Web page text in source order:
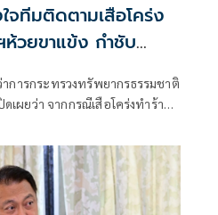
จทีมติดตามเสือโคร่ง
ห้วยขาแข้ง กำชับ
ดภัยขั้นสูงสุด หลัง
วามคืบหน้ากรณีเจ้า
การกระทรวงทรัพยากรธรรมชาติ
เผยว่า จากกรณีเสือโคร่งทำร้าย
าวอย่างใกล้ชิด พร้อมแสดงความ
นในพื้นที่ และได้กำชับให้หน่วย
ลอดภัยขั้นสูงสุดในการปฏิบัติ
งผู้ปฏิบัติงาน